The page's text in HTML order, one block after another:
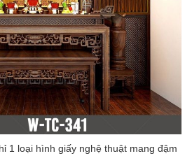
1 loại hình giấy nghệ thuật mang đậm